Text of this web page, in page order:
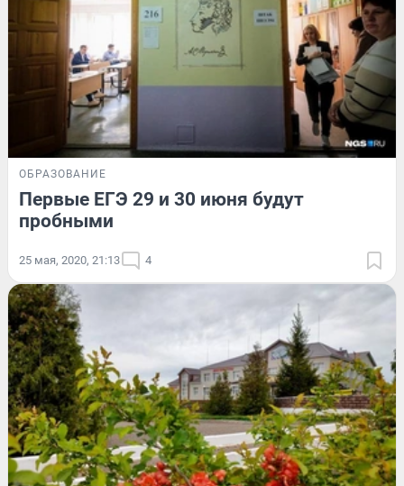
ОБРАЗОВАНИЕ
Первые ЕГЭ 29 и 30 июня будут
пробными
25 мая, 2020, 21:13 4